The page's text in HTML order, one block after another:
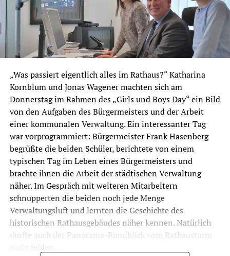
„Was passiert eigentlich alles im Rathaus?“ Katharina
Kornblum und Jonas Wagener machten sich am
Donnerstag im Rahmen des „Girls und Boys Day“ ein Bild
von den Aufgaben des Bürgermeisters und der Arbeit
einer kommunalen Verwaltung. Ein interessanter Tag
war vorprogrammiert: Bürgermeister Frank Hasenberg
begrüßte die beiden Schüler, berichtete von einem
typischen Tag im Leben eines Bürgermeisters und
brachte ihnen die Arbeit der städtischen Verwaltung
näher. Im Gespräch mit weiteren Mitarbeitern
schnupperten die beiden noch jede Menge
Verwaltungsluft und lernten die Geschichte des
historischen Rathausgebäudes näher kennen. Natürlich
durfte auch der Panorama-Rundblick vom Rathausturm